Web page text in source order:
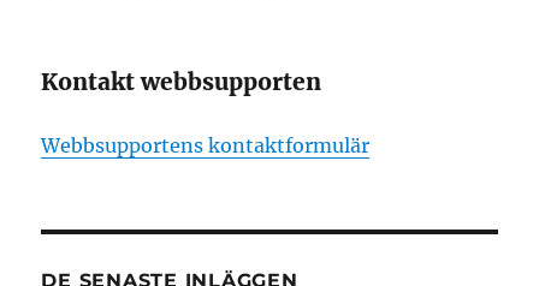
Kontakt webbsupporten
Webbsupportens kontaktformulär
DE SENASTE INLÄGGEN